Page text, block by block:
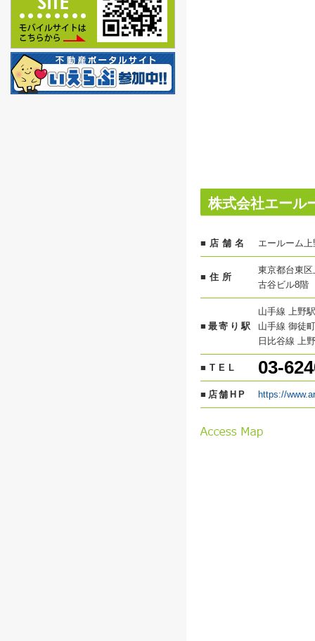
株式会社エール
■店舗名 エールーム上
■住所
東京都台東
古谷ビル8階
■最寄り駅
山手線 上野
山手線 御徒
日比谷線 上
■TEL 03-
■店舗HP https://